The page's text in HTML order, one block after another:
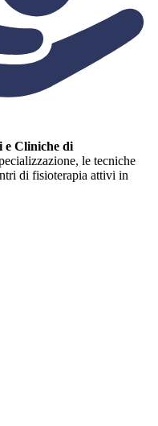
e Cliniche di
le tecniche
di fisioterapia attivi in